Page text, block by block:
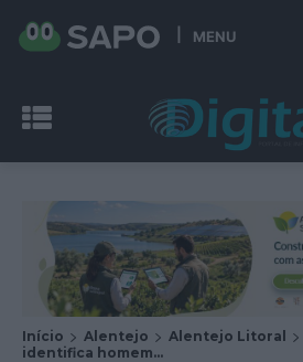
MENU
Início Alentejo Alentejo Litoral
identifica homem...